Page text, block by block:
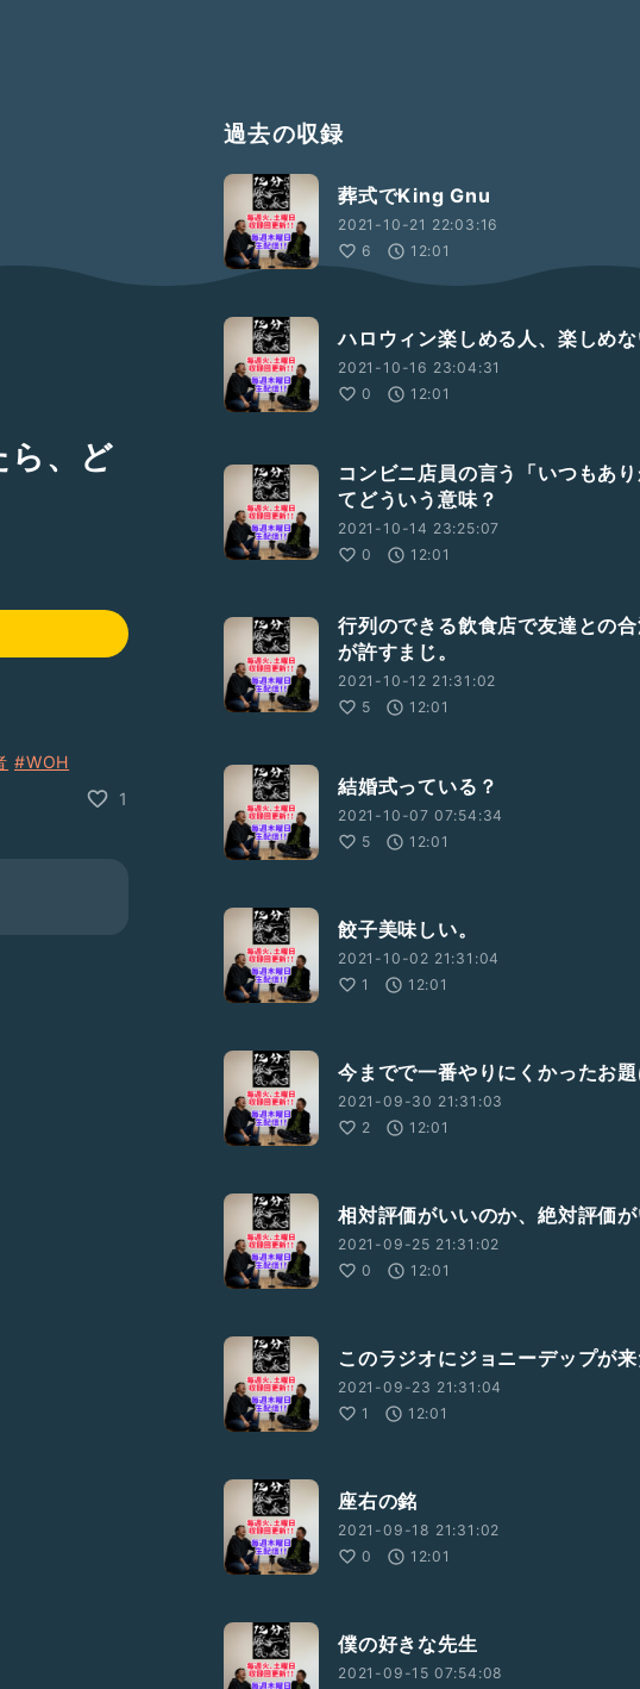
ら、ど
#WOH
1
過去の収録
葬式でKing Gnu
2021-10-21 22:03:16
6
12:01
ハロウィン楽しめる人、楽しめ
2021-10-16 23:04:31
0
12:01
コンビニ店員の言う「いつもあ
てどういう意味？
2021-10-14 23:25:07
0
12:01
行列のできる飲食店で友達との
が許すまじ。
2021-10-12 21:31:02
5
12:01
結婚式っている？
2021-10-07 07:54:34
5
12:01
餃子美味しい。
2021-10-02 21:31:04
1
12:01
今までで一番やりにくかったお題
2021-09-30 21:31:03
2
12:01
相対評価がいいのか、絶対評価が
2021-09-25 21:31:02
0
12:01
このラジオにジョニーデップが
2021-09-23 21:31:04
1
12:01
座右の銘
2021-09-18 21:31:02
0
12:01
僕の好きな先生
2021-09-15 07:54:08